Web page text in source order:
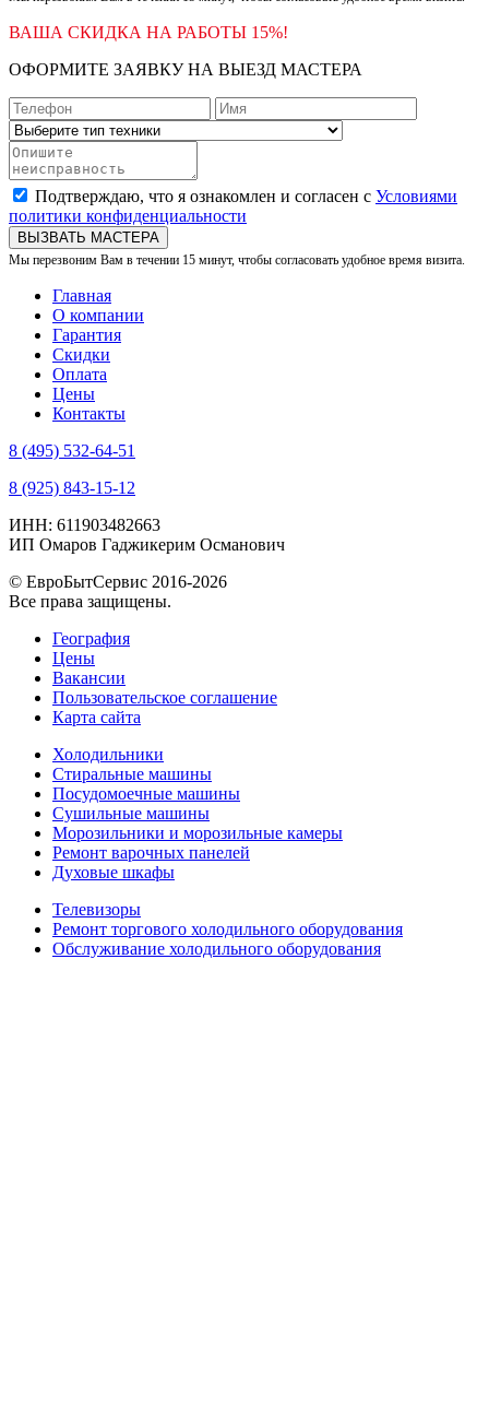
ВАША СКИДКА НА РАБОТЫ 15%!
ОФОРМИТЕ ЗАЯВКУ НА ВЫЕЗД МАСТЕРА
Подтверждаю, что я ознакомлен и согласен с Условиями
политики конфиденциальности
ВЫЗВАТЬ МАСТЕРА
Мы перезвоним Вам в течении 15 минут, чтобы согласовать удобное время визита.
Главная
О компании
Гарантия
Скидки
Оплата
Цены
Контакты
8 (495) 532-64-51
8 (925) 843-15-12
ИНН: 611903482663
ИП Омаров Гаджикерим Османович
© ЕвроБытСервис 2016-2026
Все права защищены.
География
Цены
Вакансии
Пользовательское соглашение
Карта сайта
Холодильники
Стиральные машины
Посудомоечные машины
Сушильные машины
Морозильники и морозильные камеры
Ремонт варочных панелей
Духовые шкафы
Телевизоры
Ремонт торгового холодильного оборудования
Обслуживание холодильного оборудования